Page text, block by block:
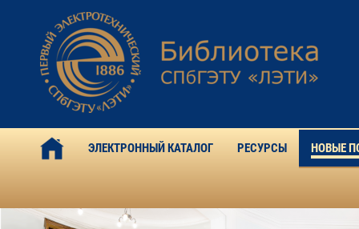
ЭЛЕКТРОННЫЙ КАТАЛОГ РЕСУРСЫ НОВЫЕ